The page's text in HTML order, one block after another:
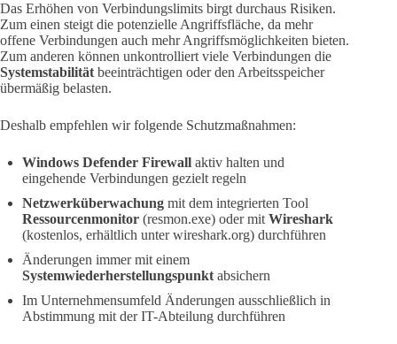
Das Erhöhen von Verbindungslimits birgt durchaus Risiken.
Zum einen steigt die potenzielle Angriffsfläche, da mehr
offene Verbindungen auch mehr Angriffsmöglichkeiten bieten.
Zum anderen können unkontrolliert viele Verbindungen die
Systemstabilität beeinträchtigen oder den Arbeitsspeicher
übermäßig belasten.
Deshalb empfehlen wir folgende Schutzmaßnahmen:
Windows Defender Firewall aktiv halten und
eingehende Verbindungen gezielt regeln
Netzwerküberwachung mit dem integrierten Tool
Ressourcenmonitor (resmon.exe) oder mit Wireshark
(kostenlos, erhältlich unter wireshark.org) durchführen
Änderungen immer mit einem
Systemwiederherstellungspunkt absichern
Im Unternehmensumfeld Änderungen ausschließlich in
Abstimmung mit der IT-Abteilung durchführen